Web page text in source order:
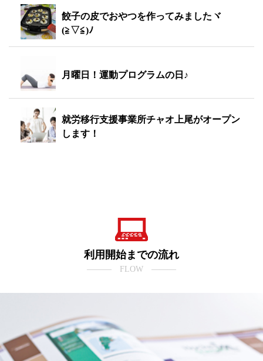
餃子の皮でおやつを作ってみましたヾ
(≧▽≦)ﾉ
月曜日！運動プログラムの日♪
就労移行支援事業所チャオ上尾がオープン
します！
利用開始までの流れ
――― FLOW ―――